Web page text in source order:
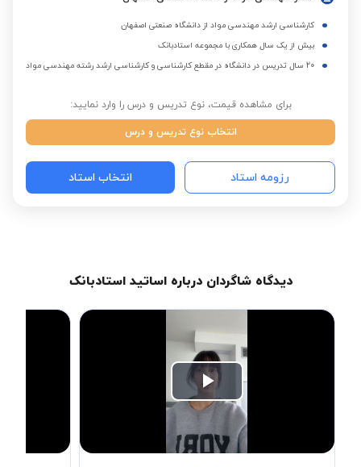
کارشناسی ارشد مهندسی مواد از دانشگاه صنعتی اصفهان
بیش از یک سال همکاری با مجموعه استادبانک
20 سال تدریس در دانشگاه در مقطع کارشناسی و کارشناسی ارشد رشته مهندسی مواد
برای مشاهده قیمت، نوع تدریس و درس را وارد نمایید:
انتخاب نوع تدریس و درس
رزومه استاد انتخاب استاد
دیدگاه شاگردان درباره اساتید استادبانک
Play
Video